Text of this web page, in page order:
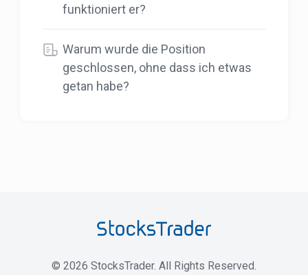
funktioniert er?
Warum wurde die Position
geschlossen, ohne dass ich etwas
getan habe?
© 2026 StocksTrader. All Rights Reserved.